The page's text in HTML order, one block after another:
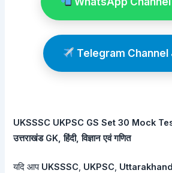
Telegram Channel
UKSSSC UKPSC GS Set 30 Mock
उत्तराखंड GK, हिंदी, विज्ञान एवं गणित
यदि आप UKSSSC, UKPSC,